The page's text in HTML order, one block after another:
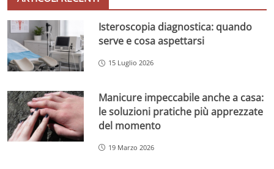
Isteroscopia diagnostica: quando
serve e cosa aspettarsi
15 Luglio 2026
Manicure impeccabile anche a casa:
le soluzioni pratiche più apprezzate
del momento
19 Marzo 2026